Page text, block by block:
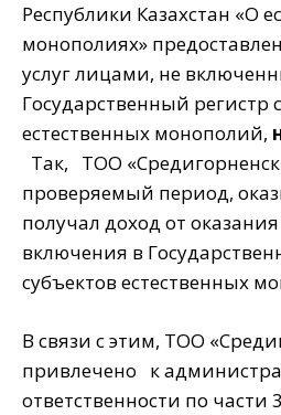
Республики Казахстан «О
монополиях»
услуг лицами, не
Государственный регистр
естественных монополий,
Так, ТОО
проверяемый период,
получал доход от оказания
включения в
субъектов естественных
В связи с этим, ТОО
привлечено к
ответственности по части